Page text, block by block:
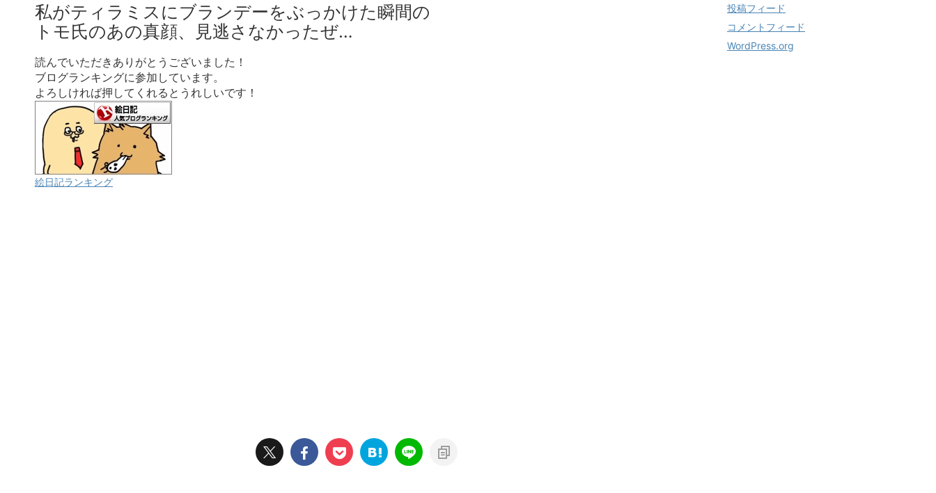
私がティラミスにブランデーをぶっかけた瞬間の
トモ氏のあの真顔、見逃さなかったぜ…
読んでいただきありがとうございました！
ブログランキングに参加しています。
よろしければ押してくれるとうれしいです！
絵日記ランキング
投稿フィード
コメントフィード
WordPress.org